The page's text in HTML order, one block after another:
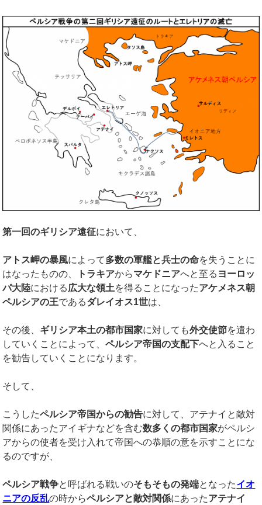
第一回のギリシア遠征において、
アトス岬の暴風によって多数の軍艦と兵士の命を失うことに
はなったものの、
トラキアからマケドニアへと至る ヨーロッ
パ大陸における広大な領土を得ることになったアケメネス朝
ペルシアの王であるダレイオス1世は、
その後、 ギリシア本土の都市国家に対しても外交使節を遣わ
していくことによって、ペルシア帝国の支配下へと入ること
を勧告していくことになります。
そして、
こうしたペルシア帝国からの勧告に対して、アテナイと敵対
関係にあったアイギナなどを含む数多くの都市国家がペルシ
アからの使者を受け入れて帝国への恭順の意を示すことにな
るのですが、
ペルシア戦争と呼ばれる戦いのそもそもの発端となったイオ
ニアの反乱の時からペルシアと敵対関係にあったアテナイ